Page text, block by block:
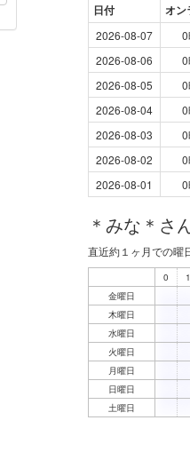
日付 オン
2026-08-07
2026-08-06
2026-08-05
2026-08-04
2026-08-03
2026-08-02
2026-08-01
＊みな＊さ
直近約１ヶ月での曜
0 1
金曜日
木曜日
水曜日
火曜日
月曜日
日曜日
土曜日